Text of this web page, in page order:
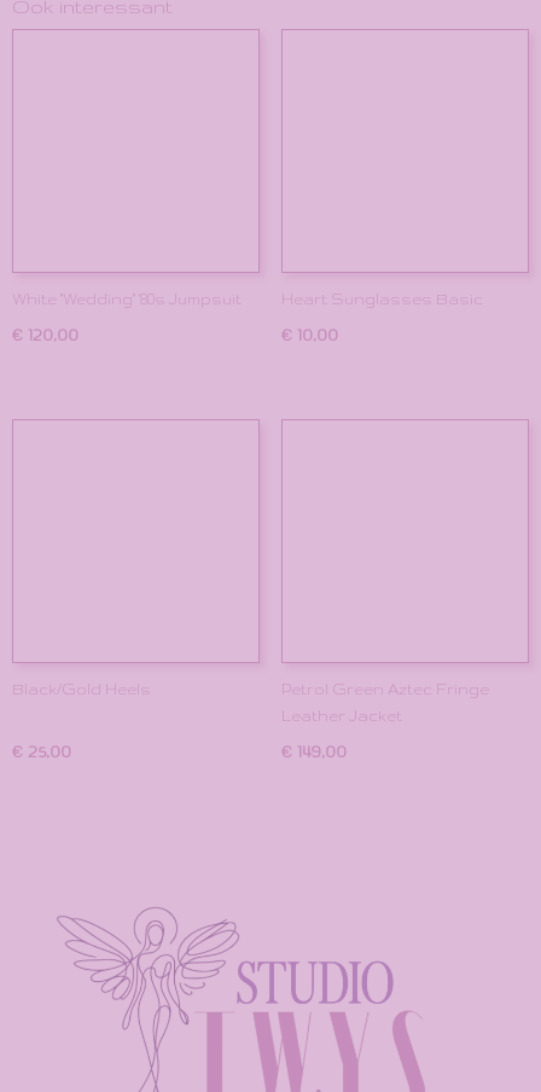
Ook interessant
White "Wedding" '80s Jumpsuit
€ 120,00
Heart Sunglasses Basic
€ 10,00
Black/Gold Heels
€ 25,00
Petrol Green Aztec Fringe
Leather Jacket
€ 149,00